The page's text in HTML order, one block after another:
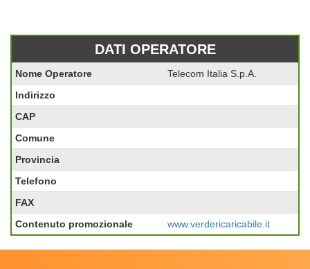
DATI OPERATORE
Nome Operatore
Telecom Italia S.p.A.
Indirizzo
CAP
Comune
Provincia
Telefono
FAX
Contenuto promozionale
www.verdericaricabile.it